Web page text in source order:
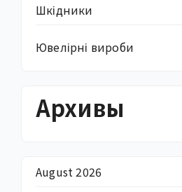
Шкідники
Ювелірні вироби
Архивы
August 2026